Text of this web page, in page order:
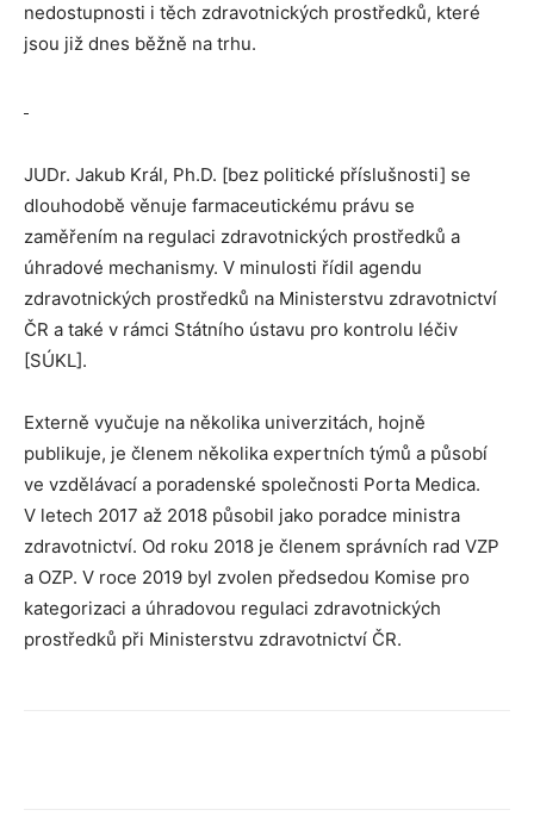
nedostupnosti i těch zdravotnických prostředků, které
jsou již dnes běžně na trhu.
JUDr. Jakub Král, Ph.D. [bez politické příslušnosti] se
dlouhodobě věnuje farmaceutickému právu se
zaměřením na regulaci zdravotnických prostředků a
úhradové mechanismy. V minulosti řídil agendu
zdravotnických prostředků na Ministerstvu zdravotnictví
ČR a také v rámci Státního ústavu pro kontrolu léčiv
[SÚKL].
Externě vyučuje na několika univerzitách, hojně
publikuje, je členem několika expertních týmů a působí
ve vzdělávací a poradenské společnosti Porta Medica.
V letech 2017 až 2018 působil jako poradce ministra
zdravotnictví. Od roku 2018 je členem správních rad VZP
a OZP. V roce 2019 byl zvolen předsedou Komise pro
kategorizaci a úhradovou regulaci zdravotnických
prostředků při Ministerstvu zdravotnictví ČR.